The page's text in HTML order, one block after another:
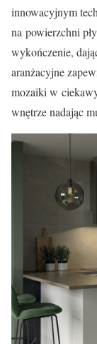
innowacyjnym
na powierzchni
wykończenie,
aranżacyjne
mozaiki w
wnętrze nadając